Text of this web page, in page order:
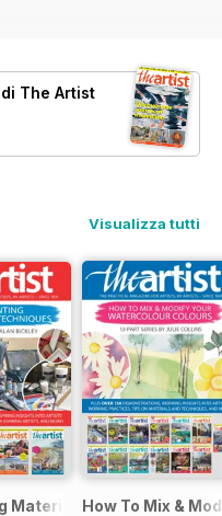
di The Artist
Visualizza tutti
Materials & Techniques
How To Mix &